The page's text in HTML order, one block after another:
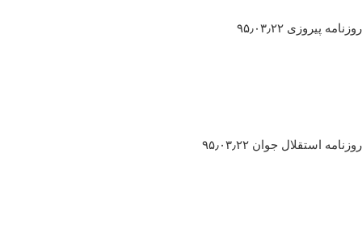
روزنامه پیروزی ۹۵٫۰۳٫۲۲
روزنامه استقلال جوان ۹۵٫۰۳٫۲۲